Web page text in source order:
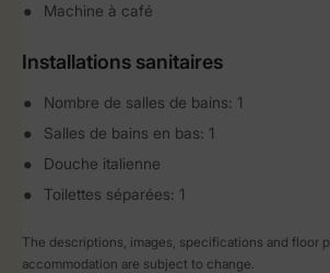
Machine à café
Installations sanitaires
Nombre de salles de bains: 1
Salles de bains en bas: 1
Douche italienne
Toilettes séparées: 1
The descriptions, images, specifications and floor
accommodation are subject to change.